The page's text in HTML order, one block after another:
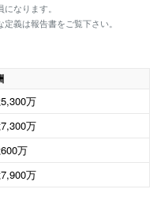
なります。
義は報告書をご覧下さい。
万
万
万
万